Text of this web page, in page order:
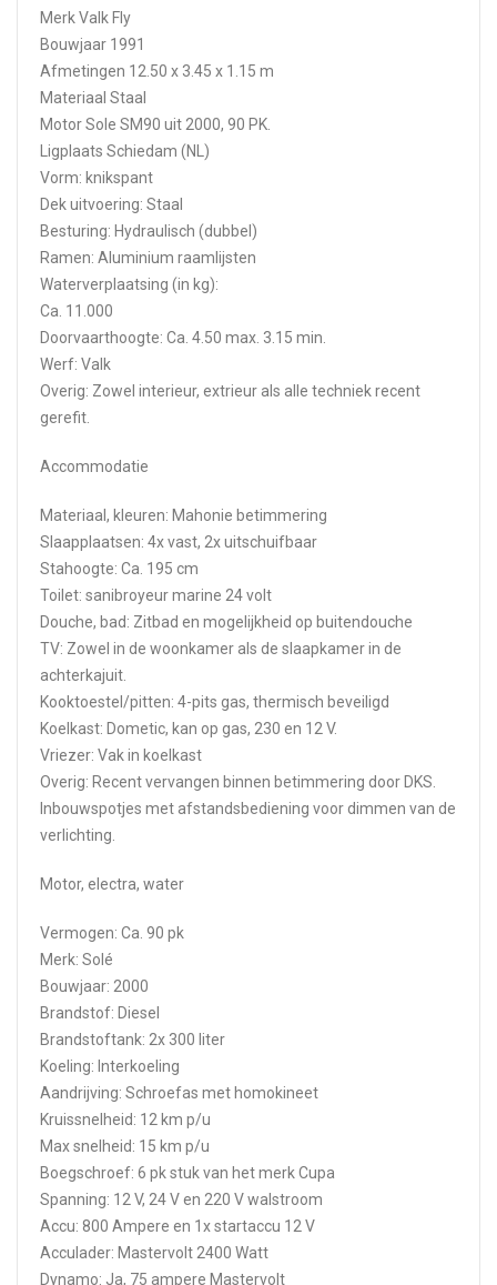
Merk Valk Fly
Bouwjaar 1991
Afmetingen 12.50 x 3.45 x 1.15 m
Materiaal Staal
Motor Sole SM90 uit 2000, 90 PK.
Ligplaats Schiedam (NL)
Vorm: knikspant
Dek uitvoering: Staal
Besturing: Hydraulisch (dubbel)
Ramen: Aluminium raamlijsten
Waterverplaatsing (in kg):
Ca. 11.000
Doorvaarthoogte: Ca. 4.50 max. 3.15 min.
Werf: Valk
Overig: Zowel interieur, extrieur als alle techniek recent
gerefit.
Accommodatie
Materiaal, kleuren: Mahonie betimmering
Slaapplaatsen: 4x vast, 2x uitschuifbaar
Stahoogte: Ca. 195 cm
Toilet: sanibroyeur marine 24 volt
Douche, bad: Zitbad en mogelijkheid op buitendouche
TV: Zowel in de woonkamer als de slaapkamer in de
achterkajuit.
Kooktoestel/pitten: 4-pits gas, thermisch beveiligd
Koelkast: Dometic, kan op gas, 230 en 12 V.
Vriezer: Vak in koelkast
Overig: Recent vervangen binnen betimmering door DKS.
Inbouwspotjes met afstandsbediening voor dimmen van de
verlichting.
Motor, electra, water
Vermogen: Ca. 90 pk
Merk: Solé
Bouwjaar: 2000
Brandstof: Diesel
Brandstoftank: 2x 300 liter
Koeling: Interkoeling
Aandrijving: Schroefas met homokineet
Kruissnelheid: 12 km p/u
Max snelheid: 15 km p/u
Boegschroef: 6 pk stuk van het merk Cupa
Spanning: 12 V, 24 V en 220 V walstroom
Accu: 800 Ampere en 1x startaccu 12 V
Acculader: Mastervolt 2400 Watt
Dynamo: Ja, 75 ampere Mastervolt